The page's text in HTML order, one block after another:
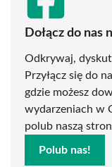
Dołącz do nas
Odkrywaj,
Przyłącz się do
gdzie możesz
wydarzeniach w
polub naszą
Polub nas!